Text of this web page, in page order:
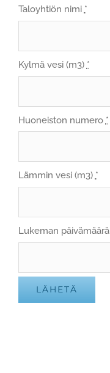
Taloyhtiön nimi *
Kylmä vesi (m3) *
Huoneiston numero *
Lämmin vesi (m3) *
Lukeman päivämäärä
LÄHETÄ